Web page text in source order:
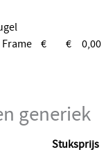
€ € 0,00
generiek
Stuksprijs